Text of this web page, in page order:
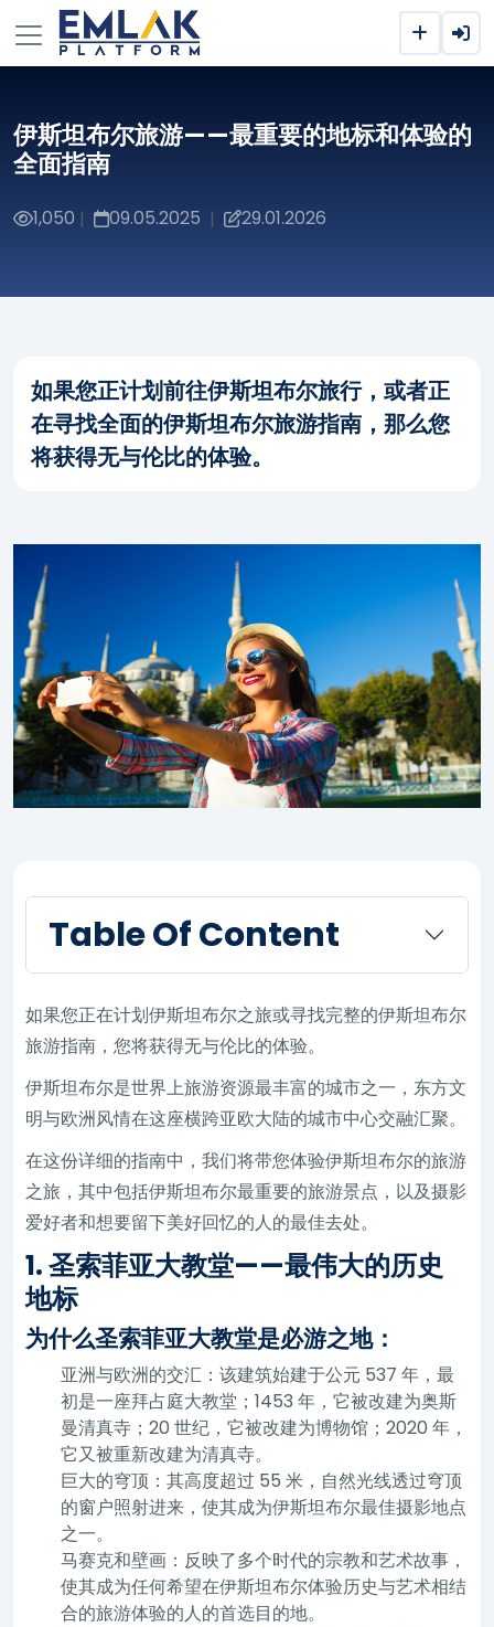
伊斯坦布尔旅游——最重要的地标和体验的
全面指南
1,050 | 09.05.2025 | 29.01.2026
如果您正计划前往伊斯坦布尔旅行，或者正
在寻找全面的伊斯坦布尔旅游指南，那么您
将获得无与伦比的体验。
Table Of Content
如果您正在计划伊斯坦布尔之旅或寻找完整的伊斯坦布尔
旅游指南，您将获得无与伦比的体验。
伊斯坦布尔是世界上旅游资源最丰富的城市之一，东方文
明与欧洲风情在这座横跨亚欧大陆的城市中心交融汇聚。
在这份详细的指南中，我们将带您体验伊斯坦布尔的旅游
之旅，其中包括伊斯坦布尔最重要的旅游景点，以及摄影
爱好者和想要留下美好回忆的人的最佳去处。
1. 圣索菲亚大教堂——最伟大的历史
地标
为什么圣索菲亚大教堂是必游之地：
亚洲与欧洲的交汇：该建筑始建于公元 537 年，最
初是一座拜占庭大教堂；1453 年，它被改建为奥斯
曼清真寺；20 世纪，它被改建为博物馆；2020 年，
它又被重新改建为清真寺。
巨大的穹顶：其高度超过 55 米，自然光线透过穹顶
的窗户照射进来，使其成为伊斯坦布尔最佳摄影地点
之一。
马赛克和壁画：反映了多个时代的宗教和艺术故事，
使其成为任何希望在伊斯坦布尔体验历史与艺术相结
合的旅游体验的人的首选目的地。